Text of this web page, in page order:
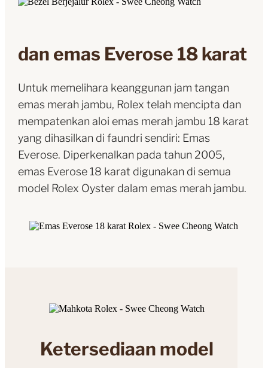
dan emas Everose 18 karat
Untuk memelihara keanggunan jam tangan
emas merah jambu, Rolex telah mencipta dan
mempatenkan aloi emas merah jambu 18 karat
yang dihasilkan di faundri sendiri: Emas
Everose. Diperkenalkan pada tahun 2005,
emas Everose 18 karat digunakan di semua
model Rolex Oyster dalam emas merah jambu.
Ketersediaan model